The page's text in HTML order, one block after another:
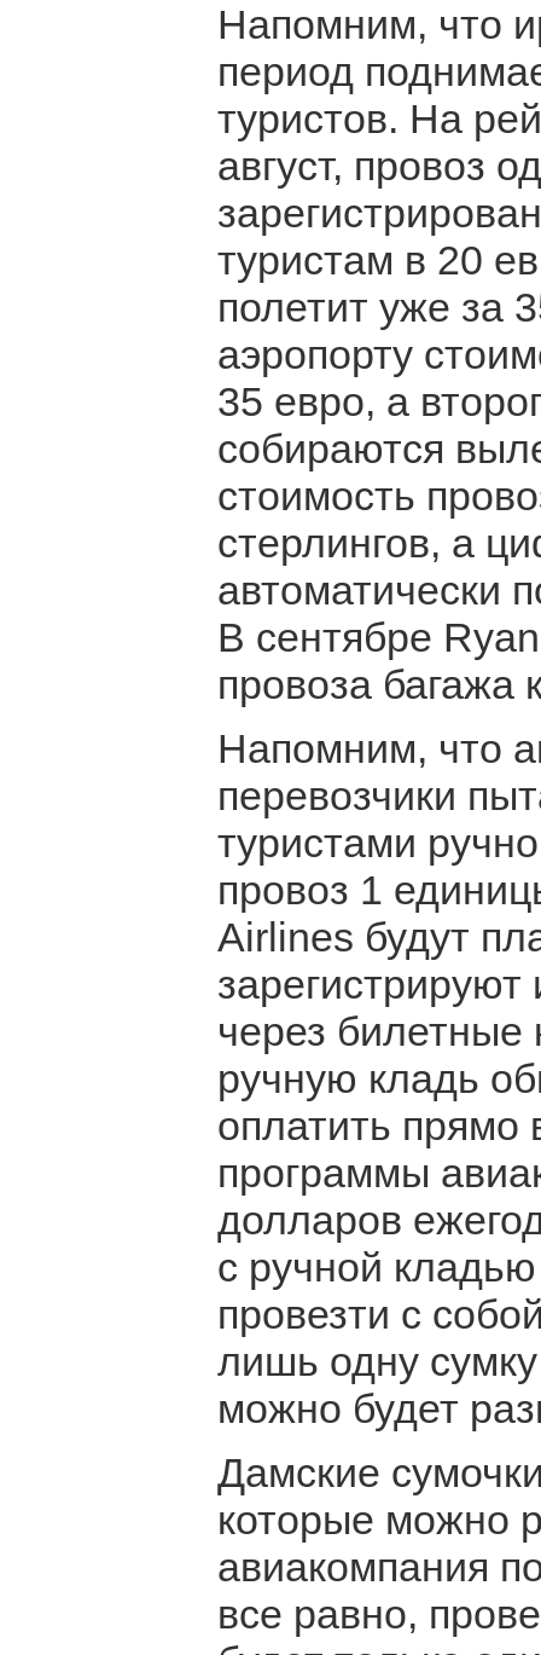
Напомним, что
период
туристов. На
август, провоз
туристам в 20
полетит уже за
аэропорту
35 евро, а
собираются
стоимость
стерлингов, а
автоматически
В сентябре
провоза
Напомним, что
перевозчики
туристами
провоз 1
Airlines будут
через билетные
ручную кладь
оплатить прямо
программы
долларов
с ручной
провезти с
лишь одну
можно будет
Дамские
которые можно
авиакомпания
все равно,